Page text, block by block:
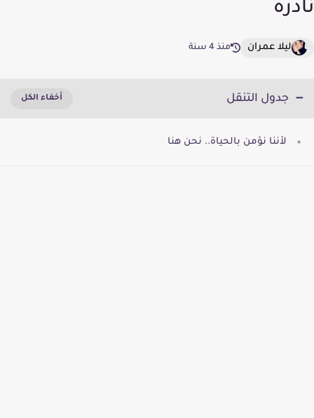
نادرة
ليلا عمران منذ 4 سنة
جدول التنقل
لأننا نؤمن بالحياة.. نحن هنا